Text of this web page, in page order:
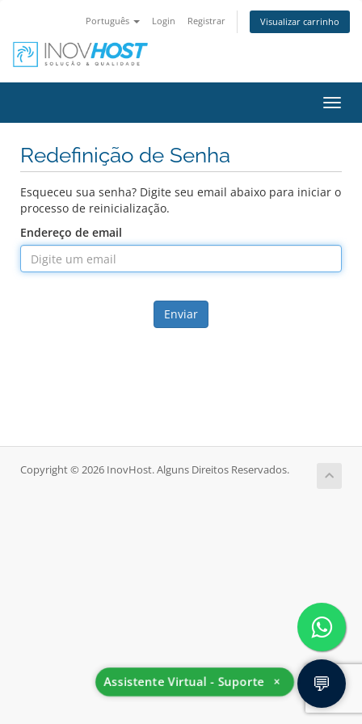
💬
Assistente Virtual - Suporte ×
Português Login Registrar Visualizar carrinho
Redefinição de Senha
Esqueceu sua senha? Digite seu email abaixo para iniciar o
processo de reinicialização.
Endereço de email
Enviar
Copyright © 2026 InovHost. Alguns Direitos Reservados.